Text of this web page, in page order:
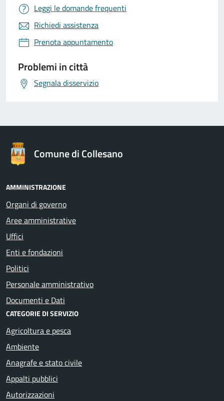
Leggi le domande frequenti
Richiedi assistenza
Prenota appuntamento
Problemi in città
Segnala disservizio
Comune di Collesano
AMMINISTRAZIONE
Organi di governo
Aree amministrative
Uffici
Enti e fondazioni
Politici
Personale amministrativo
Documenti e Dati
CATEGORIE DI SERVIZIO
Agricoltura e pesca
Ambiente
Anagrafe e stato civile
Appalti pubblici
Autorizzazioni